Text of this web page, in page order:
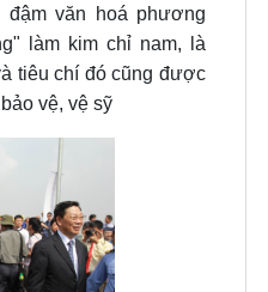
văn hoá phương
làm kim chỉ nam, là
tiêu chí đó cũng được
vệ, vệ sỹ